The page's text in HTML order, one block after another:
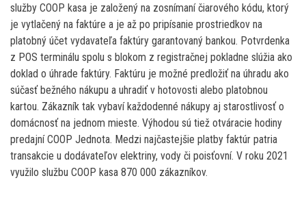
služby COOP kasa je založený na zosnímaní čiarového kódu, ktorý
je vytlačený na faktúre a je až po pripísanie prostriedkov na
platobný účet vydavateľa faktúry garantovaný bankou. Potvrdenka
z POS terminálu spolu s blokom z registračnej pokladne slúžia ako
doklad o úhrade faktúry. Faktúru je možné predložiť na úhradu ako
súčasť bežného nákupu a uhradiť v hotovosti alebo platobnou
kartou. Zákazník tak vybaví každodenné nákupy aj starostlivosť o
domácnosť na jednom mieste. Výhodou sú tiež otváracie hodiny
predajní COOP Jednota. Medzi najčastejšie platby faktúr patria
transakcie u dodávateľov elektriny, vody či poisťovní. V roku 2021
využilo službu COOP kasa 870 000 zákazníkov.